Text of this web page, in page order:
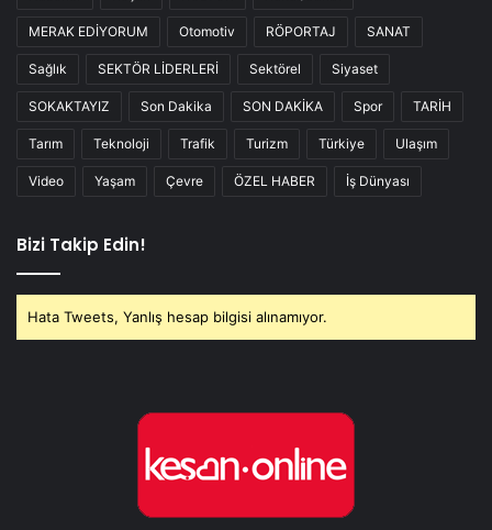
MERAK EDİYORUM Otomotiv RÖPORTAJ SANAT
Sağlık SEKTÖR LİDERLERİ Sektörel Siyaset
SOKAKTAYIZ Son Dakika SON DAKİKA Spor TARİH
Tarım Teknoloji Trafik Turizm Türkiye Ulaşım
Video Yaşam Çevre ÖZEL HABER İş Dünyası
Bizi Takip Edin!
Hata Tweets, Yanlış hesap bilgisi alınamıyor.